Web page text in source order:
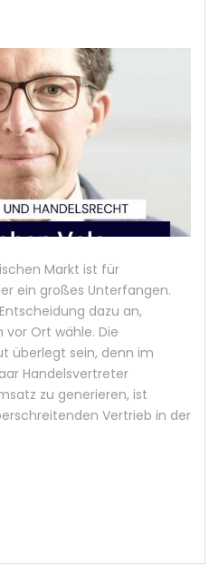
Markt ist für
ein großes Unterfangen.
dazu an,
Ort wähle. Die
überlegt sein, denn im
Handelsvertreter
zu generieren, ist
Vertrieb in der